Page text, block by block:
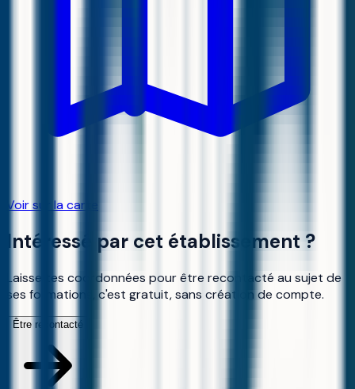
Voir sur la carte
Intéressé par cet établissement ?
Laisse tes coordonnées pour être recontacté au sujet de
ses formations, c'est gratuit, sans création de compte.
Être recontacté